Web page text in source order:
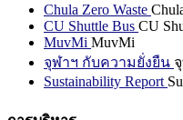
Chula Zero Waste
CU Shuttle Bus CU
MuvMi MuvMi
จุฬาฯ กับความยั่งยืน
Sustainability Report